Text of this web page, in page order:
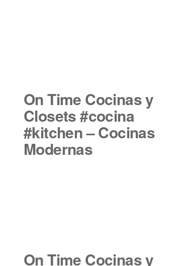
On Time Cocinas y
Closets #cocina
#kitchen – Cocinas
Modernas
On Time Cocinas y